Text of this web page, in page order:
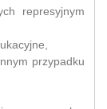
represyjnym
przypadku